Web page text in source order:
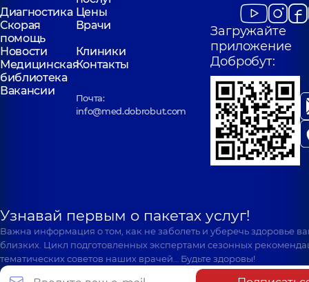
Диагностика Цены
Скорая
помощь
Врачи
Новости
Клиники
Медицинская
библиотека
Контакты
Вакансии
Почта:
info@med.dobrobut.com
Загружайте
приложение
Добробут:
Узнавай первым о пакетах услуг!
Важна информация о том, как не заболеть и уберечь здоровье
близких. Цикл подготовленных экспертами сезонных
тематических советов наших врачей… Будьте здоровы!